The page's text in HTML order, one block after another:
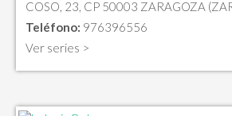
COSO, 23, CP 50003 ZARAGOZA
Teléfono: 976396556
Ver series >